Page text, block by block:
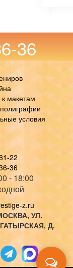
36
макетам
условия
22
36
- 18:00
z.ru
, УЛ.
Д.